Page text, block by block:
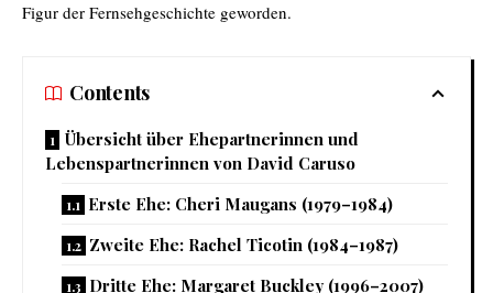
Figur der Fernsehgeschichte geworden.
Contents
Übersicht über Ehepartnerinnen und
Lebenspartnerinnen von David Caruso
Erste Ehe: Cheri Maugans (1979–1984)
Zweite Ehe: Rachel Ticotin (1984–1987)
Dritte Ehe: Margaret Buckley (1996–2007)